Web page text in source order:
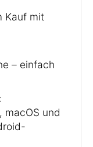
Kauf mit
– einfach
macOS und